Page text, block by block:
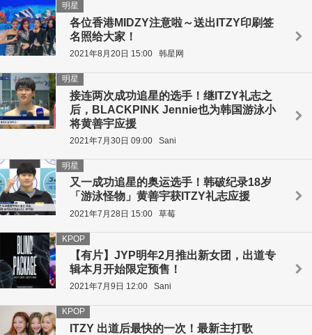
各位香港MIDZY注意啦～送出ITZY印刷签
名照给大家！
明星
2021年8月20日 15:00 韩星网
接连两次成功追星的选手！继ITZY礼志之
后，BLACKPINK Jennie也为韩国游泳小
将黄善宇应援
明星
2021年7月30日 09:00 Sani
又一成功追星的奥运选手！韩破纪录18岁
「游泳怪物」黄善宇获ITZY礼志应援
明星
2021年7月28日 15:00 草莓
【有片】JYP明年2月推出新女团，出道专
辑本月开始限定预售！
KPOP
2021年7月9日 12:00 Sani
ITZY 出道后最快的一次！最新主打歌
KPOP